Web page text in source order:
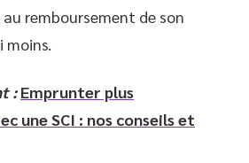
remboursement de son
moins.
: Emprunter plus
une SCI : nos conseils et